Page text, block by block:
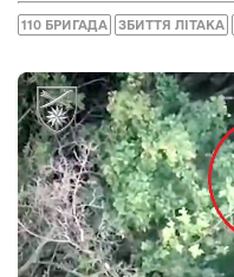
110 БРИГАДА ЗБИТТЯ ЛІТАКА